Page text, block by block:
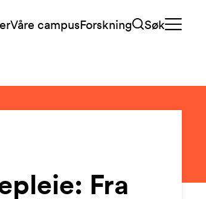
Våre campusForskning Søk
Fra